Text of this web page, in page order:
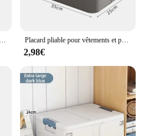
not just a purchase; they
long-term, efficient storage
Boîtes de rangement pour chaussures empilables pliables, armoire à chaussures intégrée multicouche, transparent, portable, rangement pour véhicules, 6 niveaux Placard pliable pour vêtements et pantalons, rangement pour jouets, 1 pièce, 2 pièces, 3 pièces
2,98€